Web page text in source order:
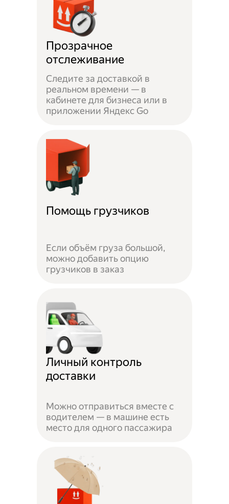
Прозрачное
отслеживание
Следите за доставкой в
реальном времени — в
кабинете для бизнеса или в
приложении Яндекс Go
Помощь грузчиков
Если объём груза большой,
можно добавить опцию
грузчиков в заказ
Личный контроль
доставки
Можно отправиться вместе с
водителем — в машине есть
место для одного пассажира